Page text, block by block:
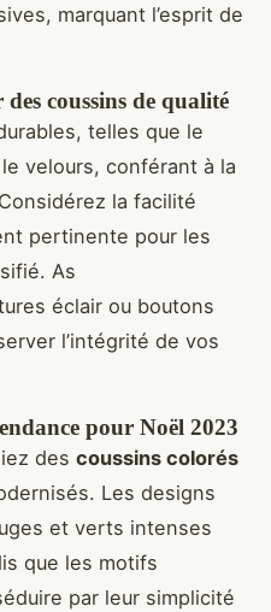
marquant l’esprit de
coussins de qualité
telles que le
velours, conférant à la
la facilité
pertinente pour les
As
éclair ou boutons
l’intégrité de vos
pour Noël 2023
des coussins colorés
Les designs
et verts intenses
que les motifs
par leur simplicité